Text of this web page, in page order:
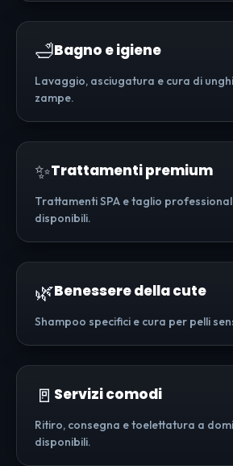
🛁Bagno e igiene
Lavaggio, asciugatura e cura di
zampe.
✨Trattamenti premium
Trattamenti SPA e taglio
disponibili.
🌿Benessere della cute
Shampoo specifici e cura per pelli
🚪 Servizi comodi
Ritiro, consegna e toelettatura a
disponibili.